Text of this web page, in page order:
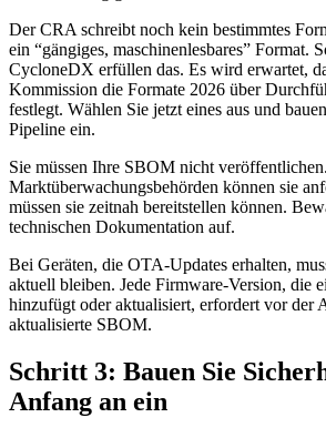
Der CRA schreibt noch kein bestimmtes
ein “gängiges, maschinenlesbares” Format.
CycloneDX erfüllen das. Es wird erwartet,
Kommission die Formate 2026 über
festlegt. Wählen Sie jetzt eines aus und
Pipeline ein.
Sie müssen Ihre SBOM nicht veröffentlichen.
Marktüberwachungsbehörden können sie
müssen sie zeitnah bereitstellen können.
technischen Dokumentation auf.
Bei Geräten, die OTA-Updates erhalten,
aktuell bleiben. Jede Firmware-Version, die
hinzufügt oder aktualisiert, erfordert vor der
aktualisierte SBOM.
Schritt 3: Bauen Sie
Anfang an ein